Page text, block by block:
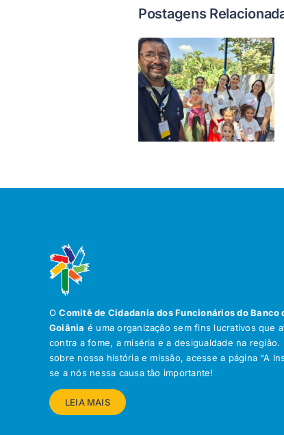
Postagens
OComitê de Cidadania dos Funcionários do Banco
Goiânia é uma organização sem fins lucrativos que
contra a fome, a miséria e a desigualdade na região.
sobre nossa história e missão, acesse a página “A
se a nós nessa causa tão importante!
LEIA MAIS